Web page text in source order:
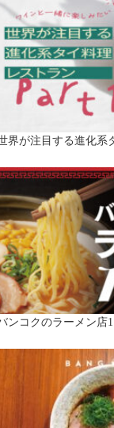
界が注目する進化系
ンコクのラーメン店